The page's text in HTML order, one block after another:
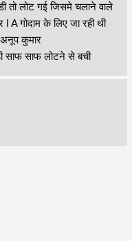
तो लोट गई जिसमे चलाने वाले
A गोदाम के लिए जा रही थी
कुमार
साफ साफ लोटने से बची